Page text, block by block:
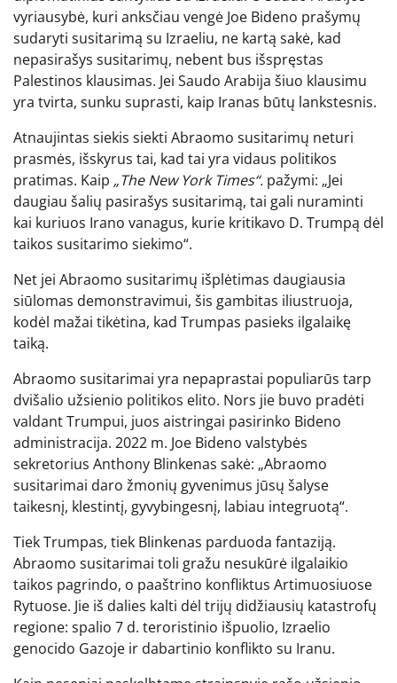
vyriausybė, kuri anksčiau vengė Joe Bideno prašymų
sudaryti susitarimą su Izraeliu, ne kartą sakė, kad
nepasirašys susitarimų, nebent bus išspręstas
Palestinos klausimas. Jei Saudo Arabija šiuo klausimu
yra tvirta, sunku suprasti, kaip Iranas būtų lankstesnis.
Atnaujintas siekis siekti Abraomo susitarimų neturi
prasmės, išskyrus tai, kad tai yra vidaus politikos
pratimas. Kaip „The New York Times“. pažymi: „Jei
daugiau šalių pasirašys susitarimą, tai gali nuraminti
kai kuriuos Irano vanagus, kurie kritikavo D. Trumpą dėl
taikos susitarimo siekimo“.
Net jei Abraomo susitarimų išplėtimas daugiausia
siūlomas demonstravimui, šis gambitas iliustruoja,
kodėl mažai tikėtina, kad Trumpas pasieks ilgalaikę
taiką.
Abraomo susitarimai yra nepaprastai populiarūs tarp
dvišalio užsienio politikos elito. Nors jie buvo pradėti
valdant Trumpui, juos aistringai pasirinko Bideno
administracija. 2022 m. Joe Bideno valstybės
sekretorius Anthony Blinkenas sakė: „Abraomo
susitarimai daro žmonių gyvenimus jūsų šalyse
taikesnį, klestintį, gyvybingesnį, labiau integruotą“.
Tiek Trumpas, tiek Blinkenas parduoda fantaziją.
Abraomo susitarimai toli gražu nesukūrė ilgalaikio
taikos pagrindo, o paaštrino konfliktus Artimuosiuose
Rytuose. Jie iš dalies kalti dėl trijų didžiausių katastrofų
regione: spalio 7 d. teroristinio išpuolio, Izraelio
genocido Gazoje ir dabartinio konflikto su Iranu.